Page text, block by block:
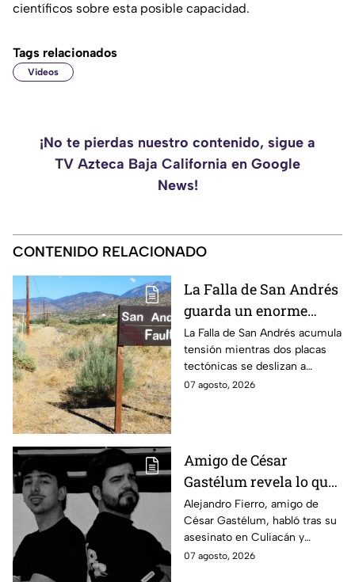
científicos sobre esta posible capacidad.
Tags relacionados
Videos
¡No te pierdas nuestro contenido, sigue a
TV Azteca Baja California en Google
News!
CONTENIDO RELACIONADO
La Falla de San Andrés
guarda un enorme
peligro: estos datos
explican el temor
científico
La Falla de San Andrés acumula
tensión mientras dos placas
tectónicas se deslizan a
centímetros por año. Estos
07 agosto, 2026
Amigo de César
Gastélum revela lo que
vivió durante el
asesinato del
influencer: “A mí
también me
Alejandro Fierro, amigo de
César Gastélum, habló tras su
asesinato en Culiacán y
aseguró que él también fue
07 agosto, 2026